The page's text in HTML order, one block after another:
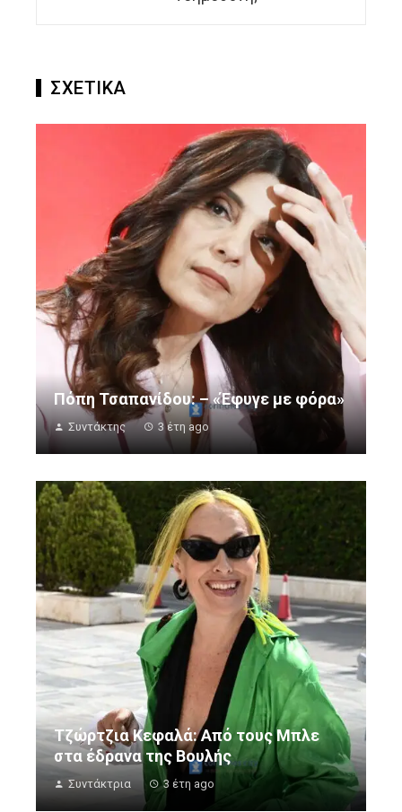
ΣΧΕΤΙΚΑ
Πόπη Τσαπανίδου: – «Έφυγε με φόρα»
Συντάκτης 3 έτη ago
Τζώρτζια Κεφαλά: Από τους Μπλε
στα έδρανα της Βουλής
Συντάκτρια 3 έτη ago